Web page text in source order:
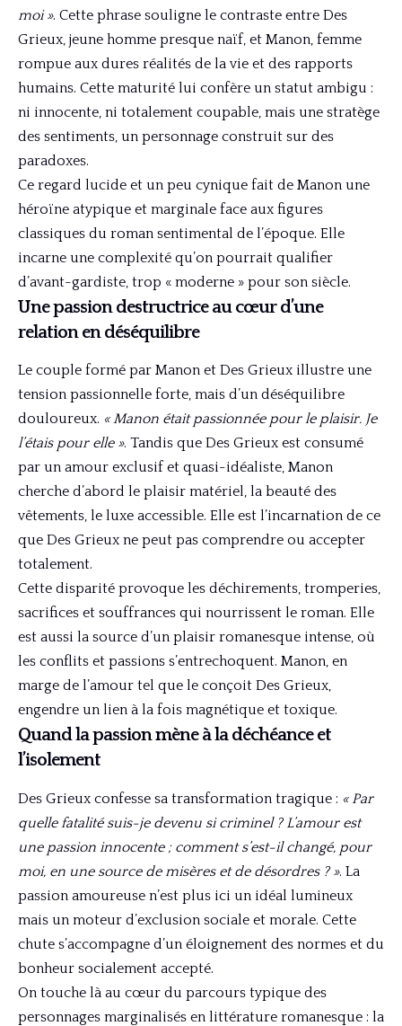
moi ». Cette phrase souligne le contraste entre Des
Grieux, jeune homme presque naïf, et Manon, femme
rompue aux dures réalités de la vie et des rapports
humains. Cette maturité lui confère un statut ambigu :
ni innocente, ni totalement coupable, mais une stratège
des sentiments, un personnage construit sur des
paradoxes.
Ce regard lucide et un peu cynique fait de Manon une
héroïne atypique et marginale face aux figures
classiques du roman sentimental de l’époque. Elle
incarne une complexité qu’on pourrait qualifier
d’avant-gardiste, trop « moderne » pour son siècle.
Une passion destructrice au cœur d’une
relation en déséquilibre
Le couple formé par Manon et Des Grieux illustre une
tension passionnelle forte, mais d’un déséquilibre
douloureux. « Manon était passionnée pour le plaisir. Je
l’étais pour elle ». Tandis que Des Grieux est consumé
par un amour exclusif et quasi-idéaliste, Manon
cherche d’abord le plaisir matériel, la beauté des
vêtements, le luxe accessible. Elle est l’incarnation de ce
que Des Grieux ne peut pas comprendre ou accepter
totalement.
Cette disparité provoque les déchirements, tromperies,
sacrifices et souffrances qui nourrissent le roman. Elle
est aussi la source d’un plaisir romanesque intense, où
les conflits et passions s’entrechoquent. Manon, en
marge de l’amour tel que le conçoit Des Grieux,
engendre un lien à la fois magnétique et toxique.
Quand la passion mène à la déchéance et
l’isolement
Des Grieux confesse sa transformation tragique : « Par
quelle fatalité suis-je devenu si criminel ? L’amour est
une passion innocente ; comment s’est-il changé, pour
moi, en une source de misères et de désordres ? ». La
passion amoureuse n’est plus ici un idéal lumineux
mais un moteur d’exclusion sociale et morale. Cette
chute s’accompagne d’un éloignement des normes et du
bonheur socialement accepté.
On touche là au cœur du parcours typique des
personnages marginalisés en littérature romanesque : la